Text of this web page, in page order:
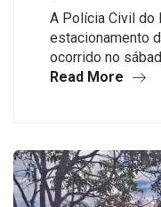
A Polícia Civil do
estacionamento
ocorrido no
Read More